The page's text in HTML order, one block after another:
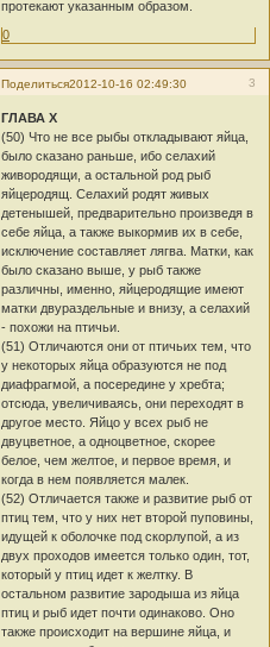
протекают указанным образом.
0
Поделиться 3
2012-10-16 02:49:30
ГЛАВА X
(50) Что не все рыбы откладывают яйца,
было сказано раньше, ибо селахий
живородящи, а остальной род рыб
яйцеродящ. Селахий родят живых
детенышей, предварительно произведя в
себе яйца, а также выкормив их в себе,
исключение составляет лягва. Матки, как
было сказано выше, у рыб также
различны, именно, яйцеродящие имеют
матки двураздельные и внизу, а селахий
- похожи на птичьи.
(51) Отличаются они от птичьих тем, что
у некоторых яйца образуются не под
диафрагмой, а посередине у хребта;
отсюда, увеличиваясь, они переходят в
другое место. Яйцо у всех рыб не
двуцветное, а одноцветное, скорее
белое, чем желтое, и первое время, и
когда в нем появляется малек.
(52) Отличается также и развитие рыб от
птиц тем, что у них нет второй пуповины,
идущей к оболочке под скорлупой, а из
двух проходов имеется только один, тот,
который у птиц идет к желтку. В
остальном развитие зародыша из яйца
птиц и рыб идет почти одинаково. Оно
также происходит на вершине яйца, и